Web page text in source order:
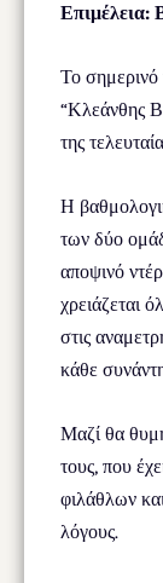
Επιμέλεια:
Το
“Κλεάνθης
της
Η
των δύο
αποψινό
χρειάζεται
στις
κάθε
Μαζί θα
τους, που
φιλάθλων
λόγους.